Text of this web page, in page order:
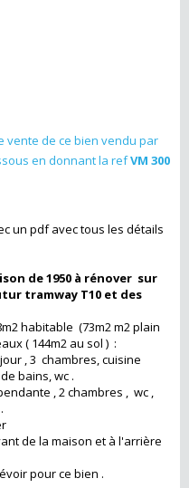
vente de ce bien vendu par
en donnant la refVM 300
un pdf avec tous les détails
de 1950 à rénover sur
tramway T10 et des
habitable (73m2 m2 plain
( 144m2 au sol ) :
, 3 chambres, cuisine
bains, wc .
, 2 chambres , wc ,
de la maison et à l'arrière
pour ce bien .